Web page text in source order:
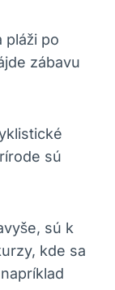
pláži po
zábavu
sú
sú k
kde sa